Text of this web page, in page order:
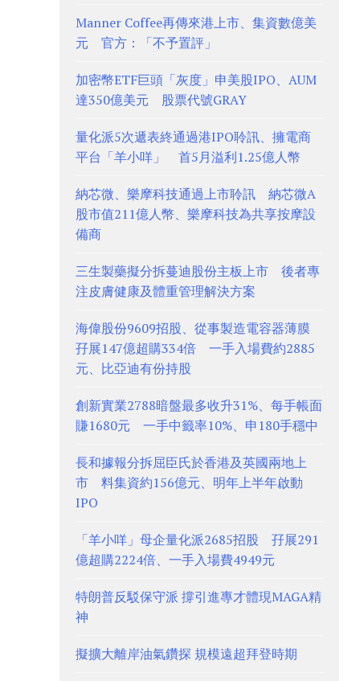
Manner Coffee再傳來港上市、集資數億美
元 官方：「不予置評」
加密幣ETF巨頭「灰度」申美股IPO、AUM
達350億美元 股票代號GRAY
量化派5次遞表終通過港IPO聆訊、擁電商
平台「羊小咩」 首5月溢利1.25億人幣
納芯微、樂摩科技通過上市聆訊 納芯微A
股市值211億人幣、樂摩科技為共享按摩設
備商
三生製藥擬分拆蔓迪股份主板上市 後者專
注皮膚健康及體重管理解決方案
海偉股份9609招股、從事製造電容器薄膜
孖展147億超購334倍 一手入場費約2885
元、比亞迪有份持股
創新實業2788暗盤最多收升31%、每手帳面
賺1680元 一手中籤率10%、申180手穩中
長和據報分拆屈臣氏於香港及英國兩地上
市 料集資約156億元、明年上半年啟動
IPO
「羊小咩」母企量化派2685招股 孖展291
億超購2224倍、一手入場費4949元
特朗普反駁保守派 撐引進專才體現MAGA精
神
擬擴大離岸油氣鑽探 規模遠超拜登時期